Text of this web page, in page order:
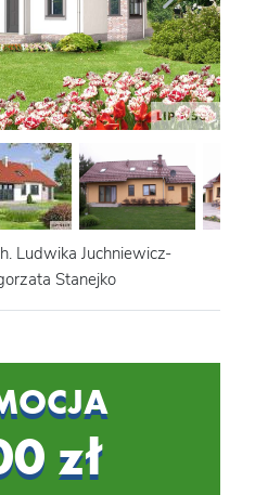
Ludwika Juchniewicz-
Stanejko
zł